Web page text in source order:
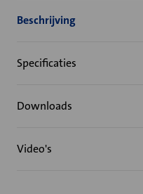
Beschrijving
Specificaties
Downloads
Video's